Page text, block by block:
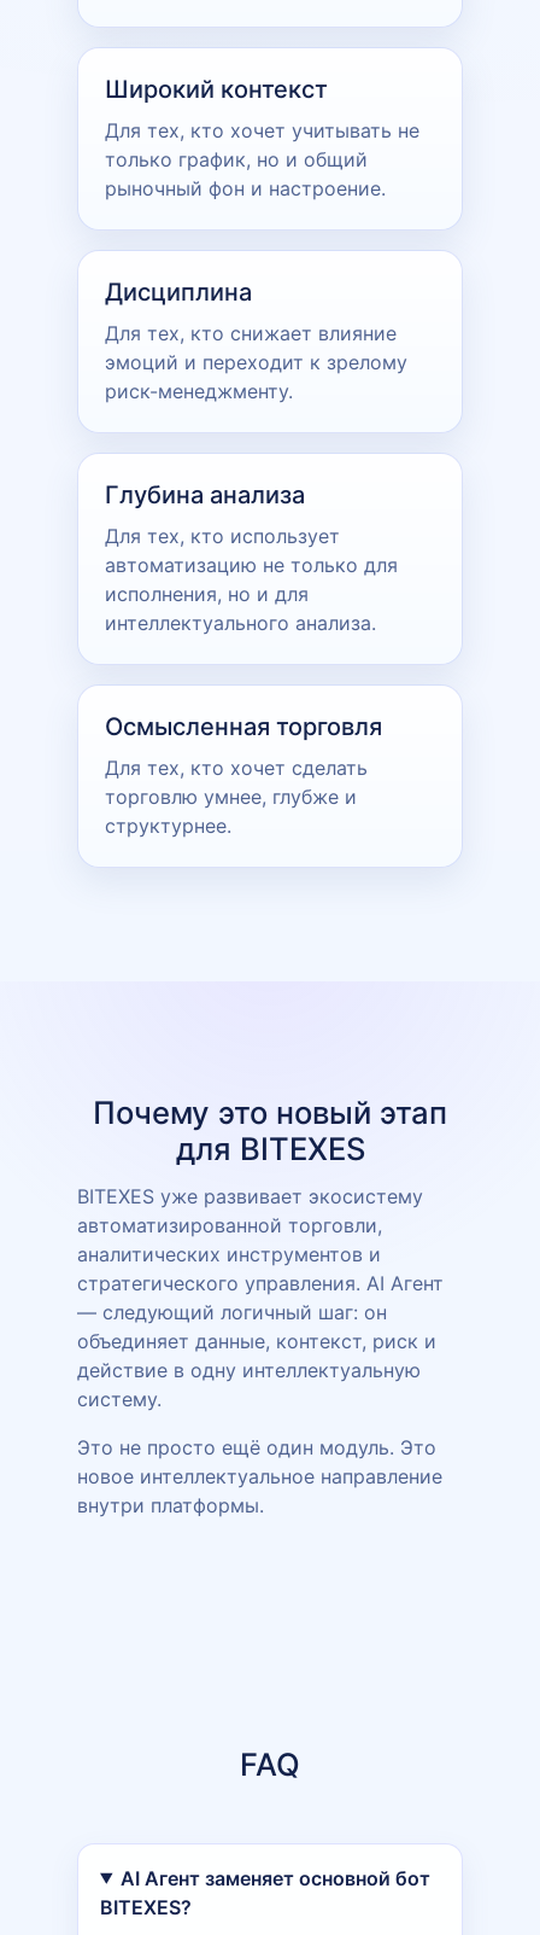
Широкий контекст
Для тех, кто хочет учитывать не
только график, но и общий
рыночный фон и настроение.
Дисциплина
Для тех, кто снижает влияние
эмоций и переходит к зрелому
риск-менеджменту.
Глубина анализа
Для тех, кто использует
автоматизацию не только для
исполнения, но и для
интеллектуального анализа.
Осмысленная торговля
Для тех, кто хочет сделать
торговлю умнее, глубже и
структурнее.
Почему это новый этап
для BITEXES
BITEXES уже развивает экосистему
автоматизированной торговли,
аналитических инструментов и
стратегического управления. AI Агент
— следующий логичный шаг: он
объединяет данные, контекст, риск и
действие в одну интеллектуальную
систему.
Это не просто ещё один модуль. Это
новое интеллектуальное направление
внутри платформы.
FAQ
AI Агент заменяет основной бот
BITEXES?